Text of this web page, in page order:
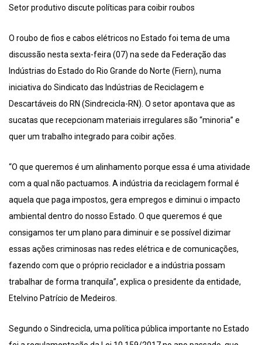
Setor produtivo discute políticas para coibir roubos
O roubo de fios e cabos elétricos no Estado foi tema de uma
discussão nesta sexta-feira (07) na sede da Federação das
Indústrias do Estado do Rio Grande do Norte (Fiern), numa
iniciativa do Sindicato das Indústrias de Reciclagem e
Descartáveis do RN (Sindrecicla-RN). O setor apontava que as
sucatas que recepcionam materiais irregulares são “minoria” e
quer um trabalho integrado para coibir ações.
“O que queremos é um alinhamento porque essa é uma atividade
com a qual não pactuamos. A indústria da reciclagem formal é
aquela que paga impostos, gera empregos e diminui o impacto
ambiental dentro do nosso Estado. O que queremos é que
consigamos ter um plano para diminuir e se possível dizimar
essas ações criminosas nas redes elétrica e de comunicações,
fazendo com que o próprio reciclador e a indústria possam
trabalhar de forma tranquila”, explica o presidente da entidade,
Etelvino Patrício de Medeiros.
Segundo o Sindrecicla, uma política pública importante no Estado